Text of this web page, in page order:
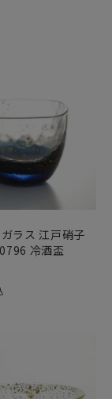
ラス 江戸硝子
冷酒盃